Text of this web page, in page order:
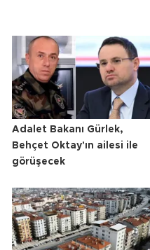
Adalet Bakanı Gürlek,
Behçet Oktay'ın ailesi ile
görüşecek